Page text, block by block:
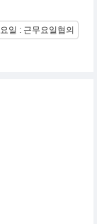
자인 됩니다.
일 : 근무요일협의